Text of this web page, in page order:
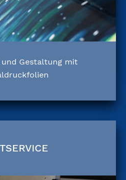
Gestaltung mit